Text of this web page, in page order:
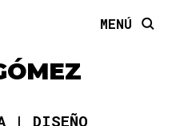
MENÚ
DISEÑO